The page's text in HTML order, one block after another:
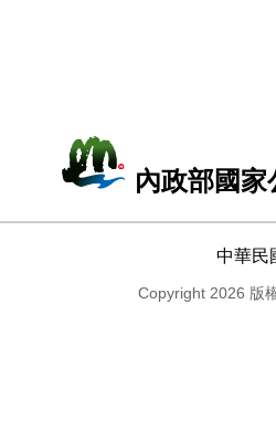
內政部國
中華民
Copyright 2026 版